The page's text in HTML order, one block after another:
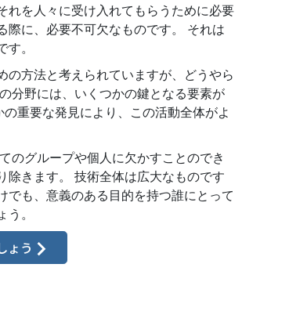
れを人々に受け入れてもらうために必要
際に、必要不可欠なものです。 それは
。
方法と考えられていますが、どうやら
分野には、いくつかの鍵となる要素が
重要な発見により、この活動全体がよ
のグループや個人に欠かすことのでき
除きます。 技術全体は広大なものです
も、意義のある目的を持つ誰にとって
。
ょう